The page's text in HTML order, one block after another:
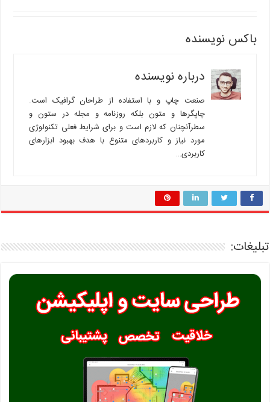
باکس نویسنده
درباره نویسنده
صنعت چاپ و با استفاده از طراحان گرافیک است.
چاپگرها و متون بلکه روزنامه و مجله در ستون و
سطرآنچنان که لازم است و برای شرایط فعلی تکنولوژی
مورد نیاز و کاربردهای متنوع با هدف بهبود ابزارهای
کاربردی…
تبلیغات: